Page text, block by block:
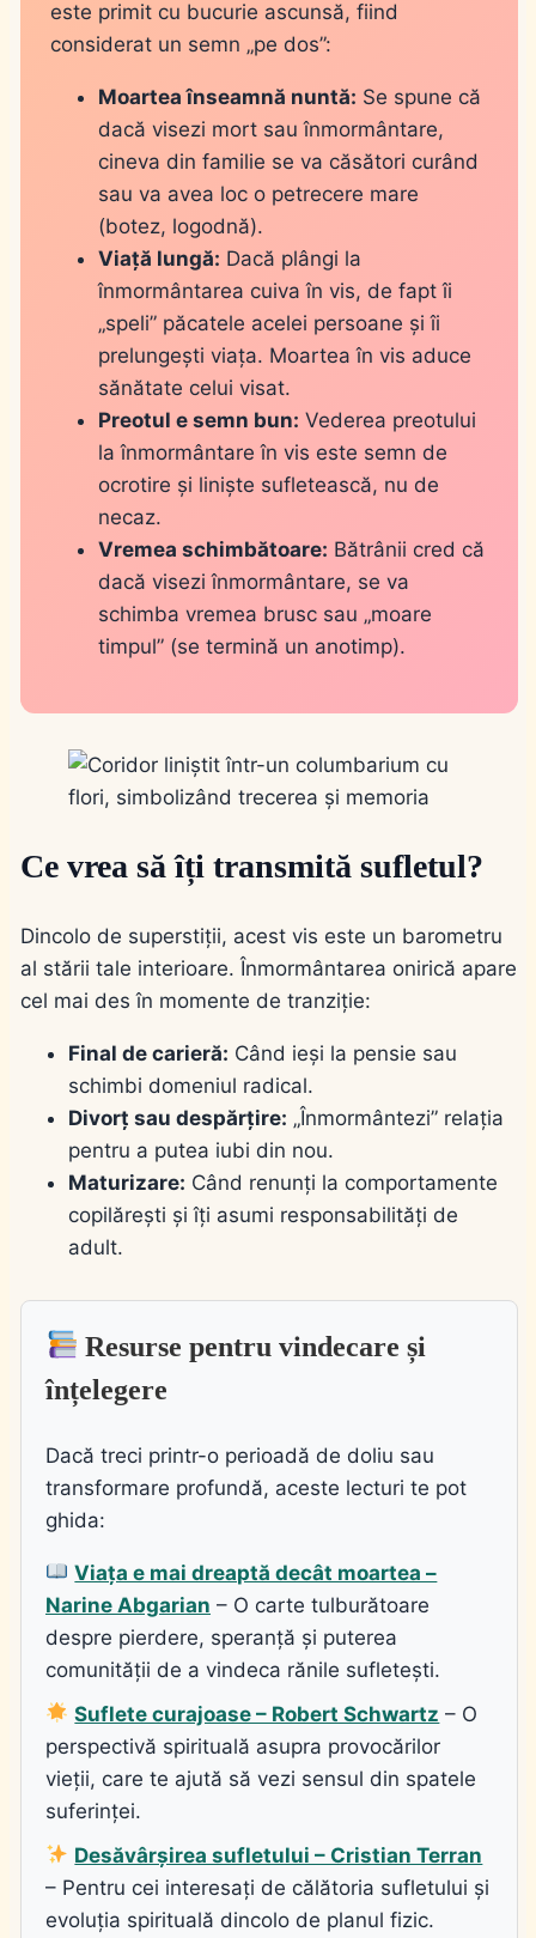
este primit cu bucurie ascunsă, fiind
considerat un semn „pe dos”:
Moartea înseamnă nuntă: Se spune că
dacă visezi mort sau înmormântare,
cineva din familie se va căsători curând
sau va avea loc o petrecere mare
(botez, logodnă).
Viață lungă: Dacă plângi la
înmormântarea cuiva în vis, de fapt îi
„speli” păcatele acelei persoane și îi
prelungești viața. Moartea în vis aduce
sănătate celui visat.
Preotul e semn bun: Vederea preotului
la înmormântare în vis este semn de
ocrotire și liniște sufletească, nu de
necaz.
Vremea schimbătoare: Bătrânii cred că
dacă visezi înmormântare, se va
schimba vremea brusc sau „moare
timpul” (se termină un anotimp).
Ce vrea să îți transmită sufletul?
Dincolo de superstiții, acest vis este un barometru
al stării tale interioare. Înmormântarea onirică apare
cel mai des în momente de tranziție:
Final de carieră: Când ieși la pensie sau
schimbi domeniul radical.
Divorț sau despărțire: „Înmormântezi” relația
pentru a putea iubi din nou.
Maturizare: Când renunți la comportamente
copilărești și îți asumi responsabilități de
adult.
Resurse pentru vindecare și
înțelegere
Dacă treci printr-o perioadă de doliu sau
transformare profundă, aceste lecturi te pot
ghida:
Viața e mai dreaptă decât moartea –
Narine Abgarian – O carte tulburătoare
despre pierdere, speranță și puterea
comunității de a vindeca rănile sufletești.
Suflete curajoase – Robert Schwartz – O
perspectivă spirituală asupra provocărilor
vieții, care te ajută să vezi sensul din spatele
suferinței.
Desăvârșirea sufletului – Cristian Terran
– Pentru cei interesați de călătoria sufletului și
evoluția spirituală dincolo de planul fizic.